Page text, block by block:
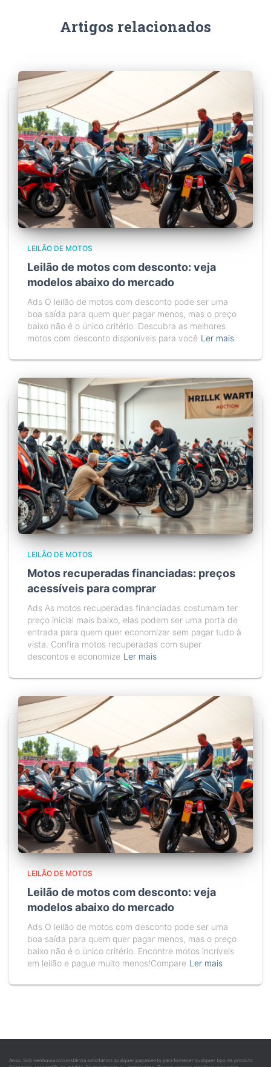
Artigos relacionados
LEILÃO DE MOTOS
Leilão de motos com desconto: veja
modelos abaixo do mercado
Ads O leilão de motos com desconto pode ser uma
boa saída para quem quer pagar menos, mas o preço
baixo não é o único critério. Descubra as melhores
motos com desconto disponíveis para você Ler mais
LEILÃO DE MOTOS
Motos recuperadas financiadas: preços
acessíveis para comprar
Ads As motos recuperadas financiadas costumam ter
preço inicial mais baixo, elas podem ser uma porta de
entrada para quem quer economizar sem pagar tudo à
vista. Confira motos recuperadas com super
descontos e economize Ler mais
LEILÃO DE MOTOS
Leilão de motos com desconto: veja
modelos abaixo do mercado
Ads O leilão de motos com desconto pode ser uma
boa saída para quem quer pagar menos, mas o preço
baixo não é o único critério. Encontre motos incríveis
em leilão e pague muito menos!Compare Ler mais
Aviso: Sob nenhuma circunstância solicitamos qualquer pagamento para fornecer qualquer tipo de produto